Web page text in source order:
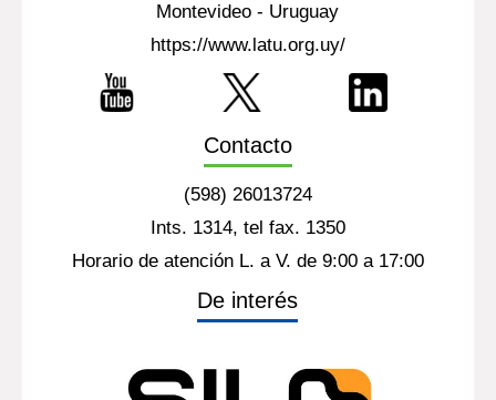
Montevideo - Uruguay
https://www.latu.org.uy/
Contacto
(598) 26013724
Ints. 1314, tel fax. 1350
Horario de atención L. a V. de 9:00 a 17:00
De interés